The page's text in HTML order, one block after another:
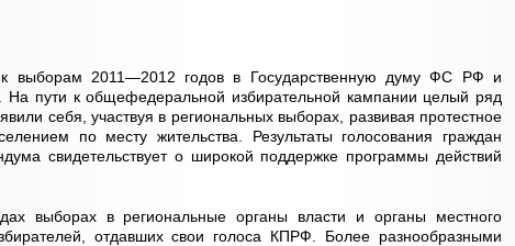
к выборам 2011—2012 годов в Государственную думу ФС РФ и
На пути к общефедеральной избирательной кампании целый ряд
себя, участвуя в региональных выборах, развивая протестное
по месту жительства. Результаты голосования граждан
свидетельствует о широкой поддержке программы действий
выборах в региональные органы власти и органы местного
отдавших свои голоса КПРФ. Более разнообразными